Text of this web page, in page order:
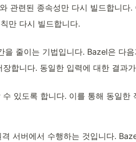
관련된 종속성만 다시 빌드합니다
만 다시 빌드합니다.
줄이는 기법입니다. Bazel은 다
합니다. 동일한 입력에 대한 결과
있도록 합니다. 이를 통해 동일한
서버에서 수행하는 것입니다.